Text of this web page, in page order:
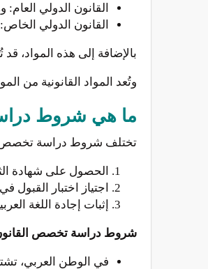
القانون الدولي
القانون الدولي
بالإضافة إلى هذه المواد،
وتُعد المواد القانونية من
ما هي شروط
تختلف شروط دراسة تخصص
الحصول على شهادة
اجتياز اختبار القبول
إثبات إجادة اللغة
شروط دراسة تخصص
في الوطن العربي،